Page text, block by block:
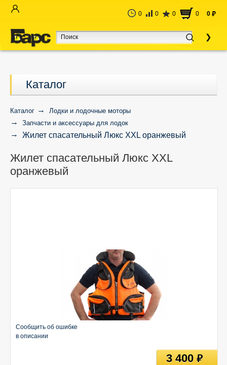
0 0 0 0 0 руб
Каталог
Каталог
Лодки и лодочные моторы
Запчасти и аксессуары для лодок
Жилет спасательный Люкс XXL оранжевый
Жилет спасательный Люкс XXL
оранжевый
Сообщить об ошибке
в описании
3 400руб